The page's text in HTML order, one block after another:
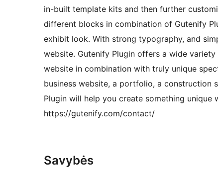
in-built template kits and then further
different blocks in combination of Gutenify
exhibit look. With strong typography, and
website. Gutenify Plugin offers a wide
website in combination with truly unique
business website, a portfolio, a construction
Plugin will help you create something
https://gutenify.com/contact/
Savybės